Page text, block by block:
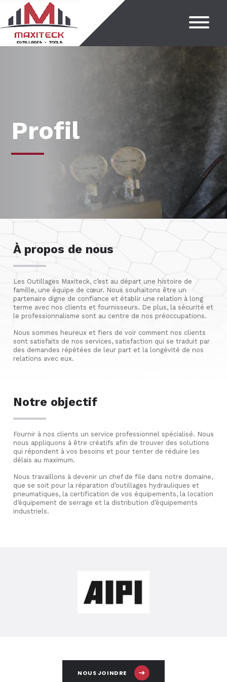
Profil
À propos de nous
Les Outillages Maxiteck, c’est au départ une histoire de
famille, une équipe de cœur. Nous souhaitons être un
partenaire digne de confiance et établir une relation à long
terme avec nos clients et fournisseurs. De plus, la sécurité et
le professionnalisme sont au centre de nos préoccupations.
Nous sommes heureux et fiers de voir comment nos clients
sont satisfaits de nos services, satisfaction qui se traduit par
des demandes répétées de leur part et la longévité de nos
relations avec eux.
Notre objectif
Fournir à nos clients un service professionnel spécialisé. Nous
nous appliquons à être créatifs afin de trouver des solutions
qui répondent à vos besoins et pour tenter de réduire les
délais au maximum.
Nous travaillons à devenir un chef de file dans notre domaine,
que se soit pour la réparation d’outillages hydrauliques et
pneumatiques, la certification de vos équipements, la location
d’équipement de serrage et la distribution d’équipements
industriels.
NOUS JOINDRE